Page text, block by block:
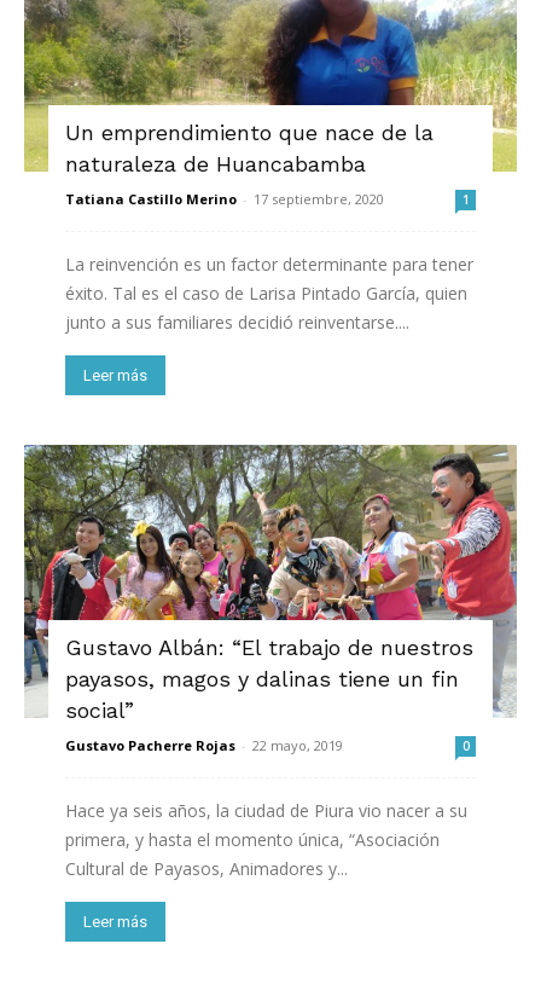
Un emprendimiento que nace de la
naturaleza de Huancabamba
Tatiana Castillo Merino - 17 septiembre, 2020 1
La reinvención es un factor determinante para tener
éxito. Tal es el caso de Larisa Pintado García, quien
junto a sus familiares decidió reinventarse....
Leer más
Gustavo Albán: “El trabajo de nuestros
payasos, magos y dalinas tiene un fin
social”
Gustavo Pacherre Rojas - 22 mayo, 2019 0
Hace ya seis años, la ciudad de Piura vio nacer a su
primera, y hasta el momento única, “Asociación
Cultural de Payasos, Animadores y...
Leer más